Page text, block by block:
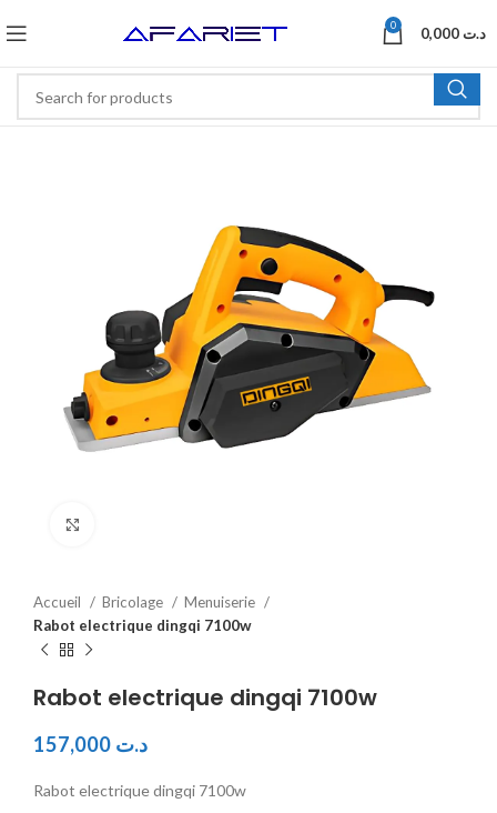
0 د.ت
Accueil Bricolage
Menuiserie
Rabot electrique dingqi 7100w
Rabot electrique dingqi 7100w
د.ت
Rabot electrique dingqi 7100w